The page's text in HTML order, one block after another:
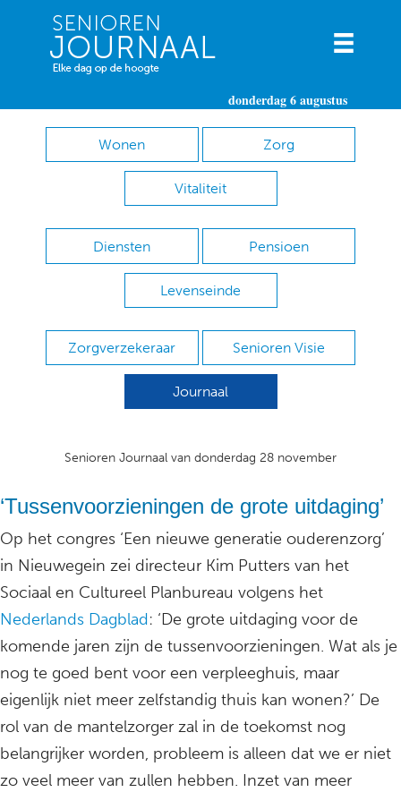
donderdag 6 augustus
Wonen Zorg
Vitaliteit
Diensten Pensioen
Levenseinde
Zorgverzekeraar Senioren Visie
Journaal
Senioren Journaal van donderdag 28 november
‘Tussenvoorzieningen de grote uitdaging’
Op het congres ‘Een nieuwe generatie ouderenzorg’
in Nieuwegein zei directeur Kim Putters van het
Sociaal en Cultureel Planbureau volgens het
Nederlands Dagblad: ‘De grote uitdaging voor de
komende jaren zijn de tussenvoorzieningen. Wat als je
nog te goed bent voor een verpleeghuis, maar
eigenlijk niet meer zelfstandig thuis kan wonen?’ De
rol van de mantelzorger zal in de toekomst nog
belangrijker worden, probleem is alleen dat we er niet
zo veel meer van zullen hebben. Inzet van meer